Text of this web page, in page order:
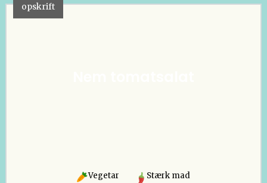
opskrift
Vegetar Stærk mad